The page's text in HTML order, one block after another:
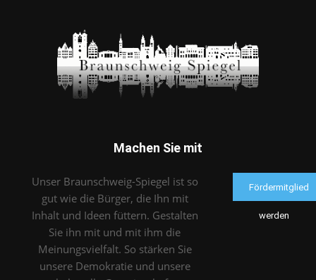
Machen Sie mit
Unser Braunschweig-Spiegel ist so
gut wie die Bürger, die Ihn mit
Inhalt und Ideen füttern. Gestalten
Sie ihn mit und mit ihm die
Meinungsvielfalt. So stärken Sie
unsere Demokratie und unsere
Fördermitglied
werden